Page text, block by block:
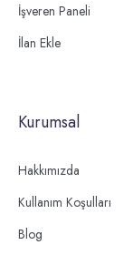
İşveren Paneli
İlan Ekle
Kurumsal
Hakkımızda
Kullanım Koşulları
Blog